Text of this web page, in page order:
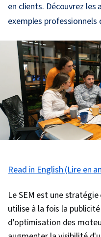
en clients. Découvrez les
exemples professionnels
Read in English (Lire en
Le SEM est une
utilise à la fois la
d'optimisation des